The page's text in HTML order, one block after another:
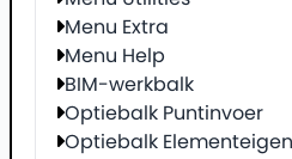
Menu Extra
Menu Help
BIM-werkbalk
Optiebalk Puntinvoer
Optiebalk